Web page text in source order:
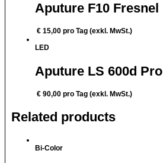
Aputure F10 Fresnel
€ 15,00 pro Tag (exkl. MwSt.)
LED
Aputure LS 600d Pro
€ 90,00 pro Tag (exkl. MwSt.)
Related products
Bi-Color